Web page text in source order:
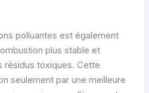
polluantes est également
plus stable et
résidus toxiques. Cette
seulement par une meilleure